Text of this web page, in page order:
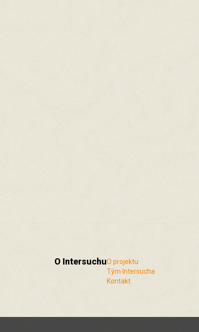
O IntersuchuO projektu
Tým Intersucha
Kontakt